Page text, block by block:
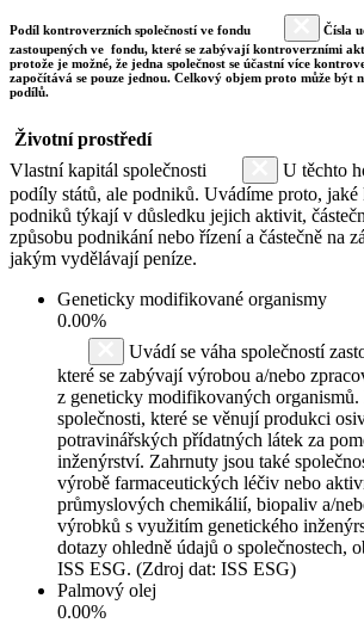
Podíl kontroverzních společností ve fondu
Čísla
zastoupených ve fondu, které se zabývají kontroverzními
protože je možné, že jedna společnost se účastní více
započítává se pouze jednou. Celkový objem proto může být
podílů.
Životní prostředí
Vlastní kapitál společnosti
U těchto
podíly států, ale podniků. Uvádíme proto, jaké
podniků týkají v důsledku jejich aktivit,
způsobu podnikání nebo řízení a částečně na
jakým vydělávají peníze.
Geneticky modifikované organismy
0.00%
Uvádí se váha společností
které se zabývají výrobou a/nebo
z geneticky modifikovaných organismů.
společnosti, které se věnují produkci
potravinářských přídatných látek za
inženýrství. Zahrnuty jsou také
výrobě farmaceutických léčiv nebo
průmyslových chemikálií, biopaliv a/
výrobků s využitím genetického
dotazy ohledně údajů o společnostech,
ISS ESG. (Zdroj dat: ISS ESG)
Palmový olej
0.00%